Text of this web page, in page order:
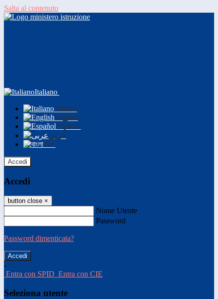
Salta al contenuto
Italiano
Italiano
English
Español
عربى
বাংলা
Accedi
Accedi
button close ×
Nome Utente
Password
Password dimenticata?
-
Entra con SPID Entra con CIE
Seleziona utente